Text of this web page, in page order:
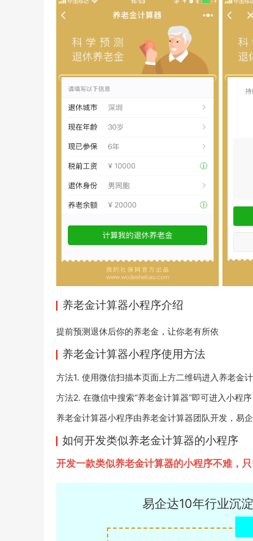
养老金计算器小程序介绍
提前预测退休后你的养老金，让你老有所依
养老金计算器小程序使用方法
方法1. 使用微信扫描本页面上方二维码进入养老金
方法2. 在微信中搜索“养老金计算器”即可进入小程序
养老金计算器小程序由养老金计算器团队开发，
如何开发类似养老金计算器的小程序
开发一款类似养老金计算器的小程序不难，
易企达10年行业沉